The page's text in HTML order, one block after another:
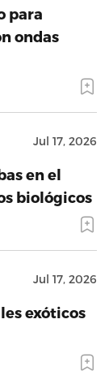
para
ondas
Jul 17, 2026
en el
biológicos
Jul 17, 2026
exóticos